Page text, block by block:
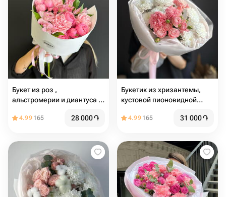
Букет из роз ,
альстромерии и диантуса в
4.99 165 28 000֏
Букетик из хризантемы,
кустовой пионовидной
4.99 165 31 000֏